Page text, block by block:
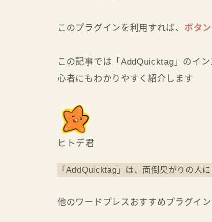
このプラグインを利用すれば、 ボタ
この記事では「AddQuicktag」のイ
心者にもわかりやすく紹介します
ヒトデ君
「AddQuicktag」は、面倒臭がりの人
他のワードプレスおすすめプラグイ